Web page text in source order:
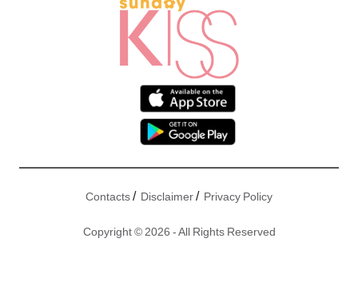
Contacts/ Disclaimer/ Privacy Policy
Copyright © 2026 - All Rights Reserved